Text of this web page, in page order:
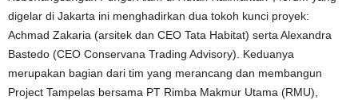
digelar di Jakarta ini menghadirkan dua tokoh kunci proyek:
Achmad Zakaria (arsitek dan CEO Tata Habitat) serta Alexandra
Bastedo (CEO Conservana Trading Advisory). Keduanya
merupakan bagian dari tim yang merancang dan membangun
Project Tampelas bersama PT Rimba Makmur Utama (RMU),